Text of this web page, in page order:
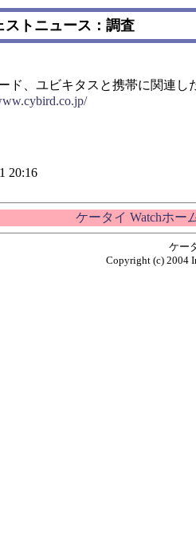
ストニュース：調査
ド、ユビキタスと携帯に関連し
20:16
ケータイ Watchホー
ケー
Copyright (c) 2004